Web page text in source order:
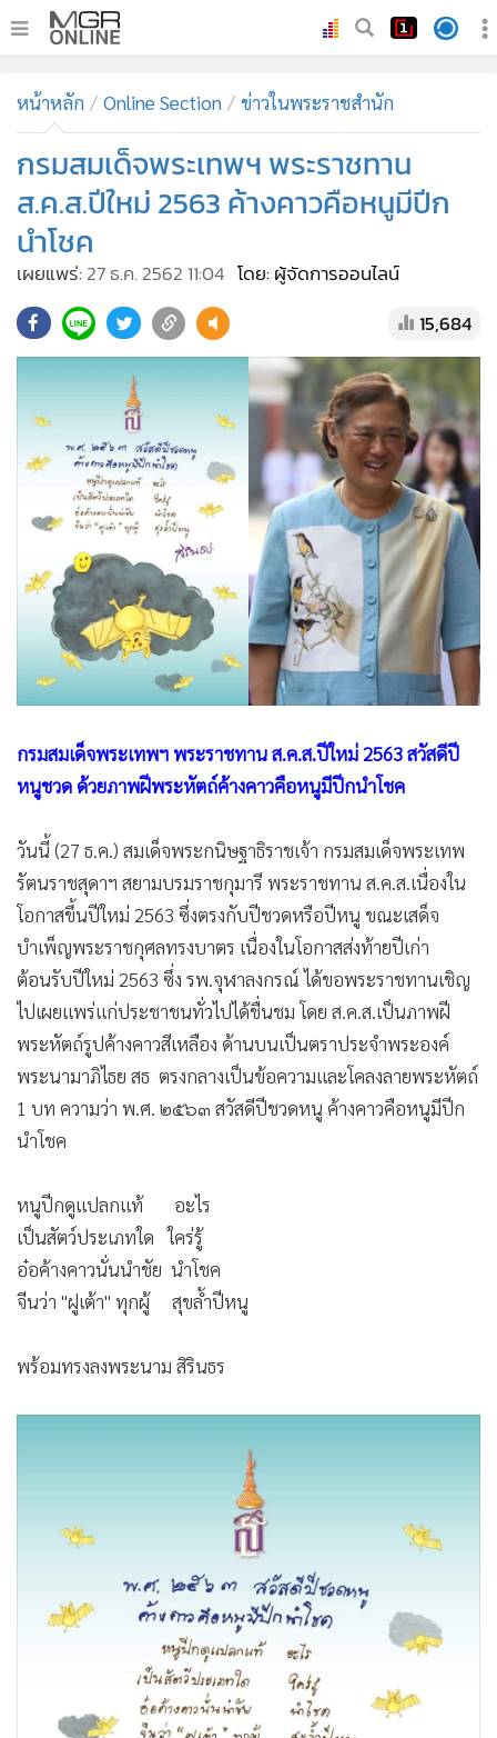
ทันเหตุการณ์
• ภาคใต้
Online Section
• บันเทิง
• คอลัมนิสต์
• ละคร
Cyber BIZ
ผู้จัดกวน
Good health & Well-being
Green Innovation & SD
Management & HR
MGR Live
Infographic
การเมือง
• ท่องเที่ยว
ต่างประเทศ
Special Scoop
• เศรษฐกิจ-ธุรกิจ
• จีน
• ชุมชน-คุณภาพชีวิต
• อาชญากรรม
• Motoring
• เกม
• วิทยาศาสตร์
• SMEs
• หุ้น
• อินโดจีน
Celeb Online
•
Factcheck
•
ญี่ปุ่น
• Gotomanager
หน้าหลัก Online Section ข่าวในพระราชสำนัก
กรมสมเด็จพระเทพฯ พระราชทาน
ส.ค.ส.ปีใหม่ 2563 ค้างคาวคือหนูมีปีก
นำโชค
เผยแพร่: 27 ธ.ค. 2562 11:04 โดย: ผู้จัดการออนไลน์
15,684
กรมสมเด็จพระเทพฯ พระราชทาน ส.ค.ส.ปีใหม่ 2563 สวัสดีปี
หนูชวด ด้วยภาพฝีพระหัตถ์ค้างคาวคือหนูมีปีกนำโชค
วันนี้ (27 ธ.ค.) สมเด็จพระกนิษฐาธิราชเจ้า กรมสมเด็จพระเทพ
รัตนราชสุดาฯ สยามบรมราชกุมารี พระราชทาน ส.ค.ส.เนื่องใน
โอกาสขึ้นปีใหม่ 2563 ซึ่งตรงกับปีชวดหรือปีหนู ขณะเสด็จ
บำเพ็ญพระราชกุศลทรงบาตร เนื่องในโอกาสส่งท้ายปีเก่า
ต้อนรับปีใหม่ 2563 ซึ่ง รพ.จุฬาลงกรณ์ ได้ขอพระราชทานเชิญ
ไปเผยแพร่แก่ประชาชนทั่วไปได้ชื่นชม โดย ส.ค.ส.เป็นภาพฝี
พระหัตถ์รูปค้างคาวสีเหลือง ด้านบนเป็นตราประจำพระองค์
พระนามาภิไธย สธ ตรงกลางเป็นข้อความและโคลงลายพระหัตถ์
1 บท ความว่า พ.ศ. ๒๕๖๓ สวัสดีปีชวดหนู ค้างคาวคือหนูมีปีก
นำโชค
หนูปีกดูแปลกแท้ อะไร
เป็นสัตว์ประเภทใด ใคร่รู้
อ๋อค้างคาวนั่นนำชัย นำโชค
จีนว่า "ฝูเต้า" ทุกผู้ สุขล้ำปีหนู
พร้อมทรงลงพระนาม สิรินธร